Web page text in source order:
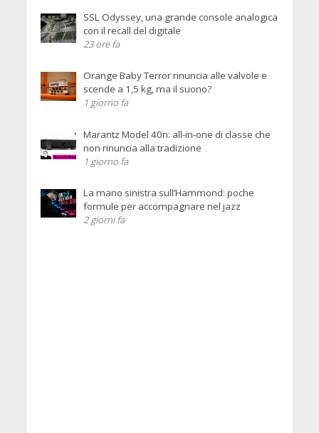
SSL Odyssey, una grande console analogica
con il recall del digitale
23 ore fa
Orange Baby Terror rinuncia alle valvole e
scende a 1,5 kg, ma il suono?
1 giorno fa
Marantz Model 40n: all-in-one di classe che
non rinuncia alla tradizione
1 giorno fa
La mano sinistra sull’Hammond: poche
formule per accompagnare nel jazz
2 giorni fa